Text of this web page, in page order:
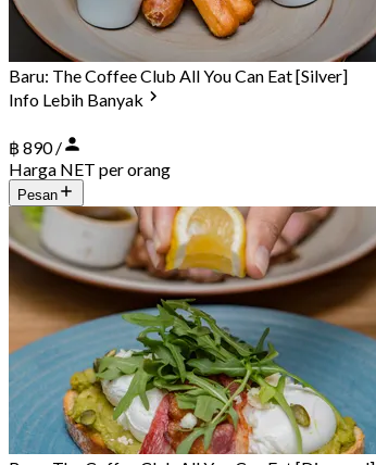
Baru: The Coffee Club All You Can Eat [Silver]
Info Lebih Banyak
฿ 890 /
Harga NET per orang
Pesan